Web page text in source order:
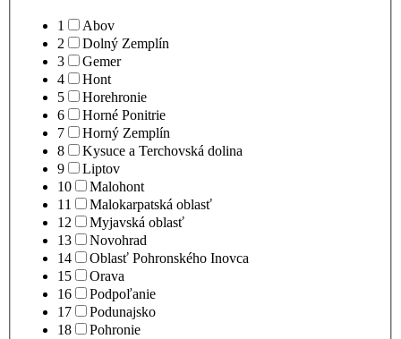
1
Abov
2
Dolný Zemplín
3
Gemer
4
Hont
5
Horehronie
6
Horné Ponitrie
7
Horný Zemplín
8
Kysuce a Terchovská dolina
9
Liptov
10
Malohont
11
Malokarpatská oblasť
12
Myjavská oblasť
13
Novohrad
14
Oblasť Pohronského Inovca
15
Orava
16
Podpoľanie
17
Podunajsko
18
Pohronie